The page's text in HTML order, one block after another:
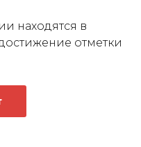
находятся в
отметки